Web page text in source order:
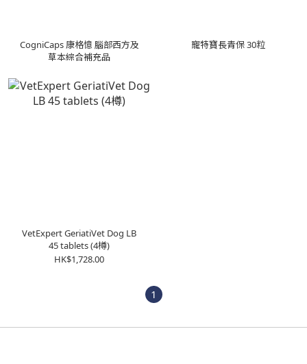
CogniCaps 康格憶 腦部西方及
草本綜合補充品
寵特寶長青保 30粒
VetExpert GeriatiVet Dog LB
45 tablets (4樽)
HK$1,728.00
1